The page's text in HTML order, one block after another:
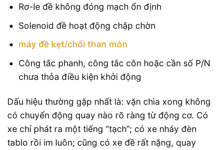
Rơ-le đề không đóng mạch ổn định
Solenoid đề hoạt động chập chờn
máy đề kẹt/chổi than mòn
Công tắc phanh, công tắc côn hoặc cần số P/N
chưa thỏa điều kiện khởi động
Dấu hiệu thường gặp nhất là: vặn chìa xong không
có chuyển động quay nào rõ ràng từ động cơ. Có
xe chỉ phát ra một tiếng “tạch”; có xe nháy đèn
tablo rồi im luôn; cũng có xe đề rất nặng, quay